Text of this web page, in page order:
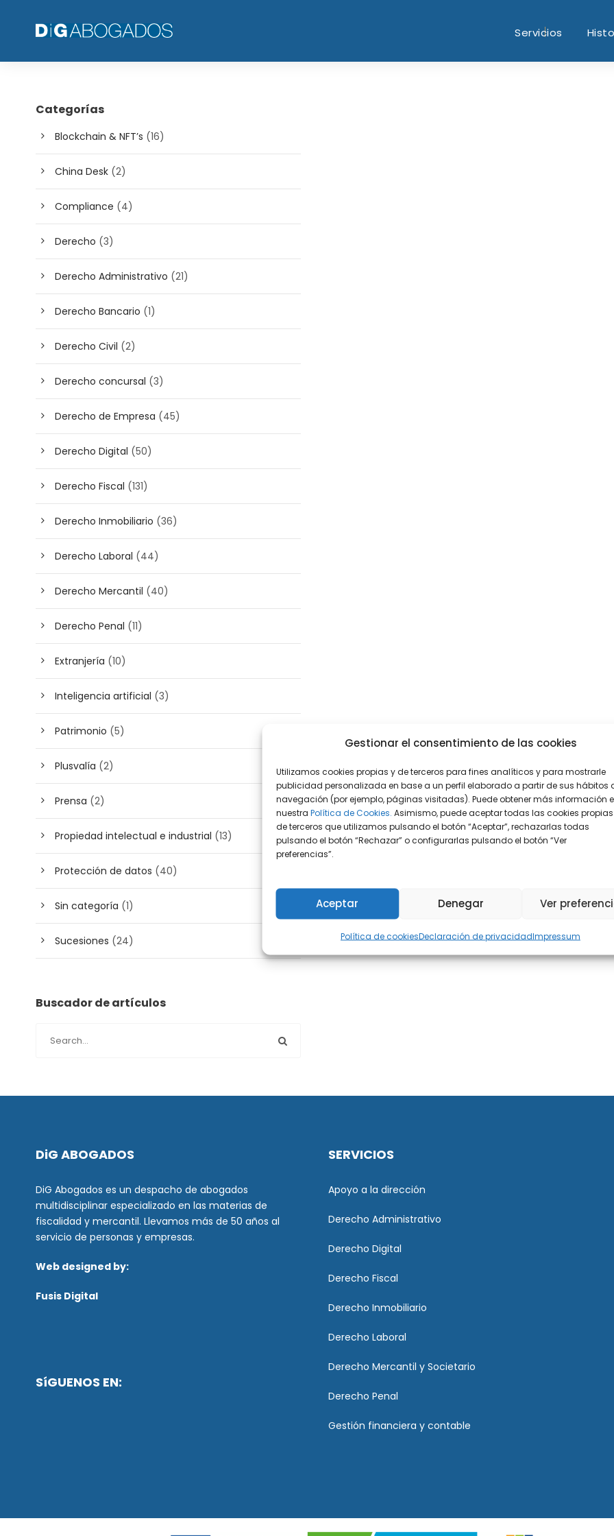
Gestionar el consentimiento de las cookies
Utilizamos cookies propias y de terceros para fines analíticos y para mostrarle
publicidad personalizada en base a un perfil elaborado a partir de sus hábitos
navegación (por ejemplo, páginas visitadas). Puede obtener más información
nuestra Política de Cookies. Asimismo, puede aceptar todas las cookies
de terceros que utilizamos pulsando el botón “Aceptar”, rechazarlas todas
pulsando el botón “Rechazar” o configurarlas pulsando el botón “Ver
preferencias”.
Aceptar Denegar Ver
Política de cookiesDeclaración de privacidadImpressum
Servicios
Categorías
Blockchain & NFT’s (16)
China Desk (2)
Compliance (4)
Derecho (3)
Derecho Administrativo (21)
Derecho Bancario (1)
Derecho Civil (2)
Derecho concursal (3)
Derecho de Empresa (45)
Derecho Digital (50)
Derecho Fiscal (131)
Derecho Inmobiliario (36)
Derecho Laboral (44)
Derecho Mercantil (40)
Derecho Penal (11)
Extranjería (10)
Inteligencia artificial (3)
Patrimonio (5)
Plusvalía (2)
Prensa (2)
Propiedad intelectual e industrial (13)
Protección de datos (40)
Sin categoría (1)
Sucesiones (24)
Buscador de artículos
DiG ABOGADOS
DiG Abogados es un despacho de abogados
multidisciplinar especializado en las materias de
fiscalidad y mercantil. Llevamos más de 50 años al
servicio de personas y empresas.
Web designed by:
Fusis Digital
SíGUENOS EN:
SERVICIOS
Apoyo a la dirección
Derecho Administrativo
Derecho Digital
Derecho Fiscal
Derecho Inmobiliario
Derecho Laboral
Derecho Mercantil y Societario
Derecho Penal
Gestión financiera y contable